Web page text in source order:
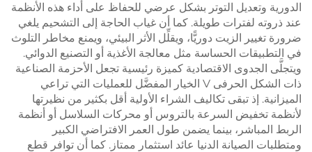
الدورية وتعديل التوتر بشكل عرضي للحفاظ على أداء هذه الأنظمة
عند ذروته لفترات طويلة. كما أن غياب الحاجة إلى التشحيم يلغي
ضرورة تغيير الزيت دوريًّا، ويقلِّل الأثر البيئي، ويمنع مخاطر التلوث
في التطبيقات الحساسة مثل معالجة الأغذية أو التصنيع الدوائي.
ويتجلَّى الجدوى الاقتصادية كميزة رئيسية تجعل الأحزمة الصناعية
ذات الشكل الحرفى V الخيار المفضَّل للعمليات التي تراعي
الميزانية. إذ تبقى تكاليف الشراء الأولية أقل بكثير من نظيرتها
لأنظمة تخفيض السرعة بالتروس أو محركات السلاسل أو أنظمة
الربط المباشر، بينما يضمن طول العمر الافتراضي الكبير
ومتطلبات الصيانة الدنيا عائد استثمار ممتاز. كما أن توافر قطع